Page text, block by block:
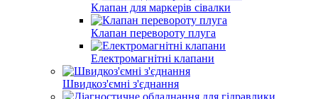
Клапан для маркерів сівалки
Клапан перевороту плуга
Електромагнітні клапани
Швидкоз'ємні з'єднання